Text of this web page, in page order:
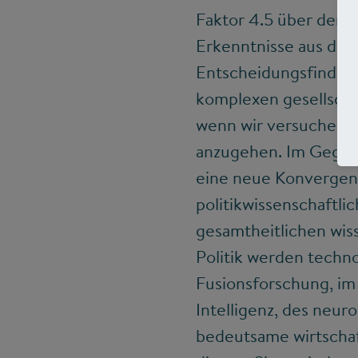
Faktor 4.5 über dem
Erkenntnisse aus
komplexen
wenn wir versuchen,
anzugehen. Im
eine neue
gesamtheitlichen
Politik werden
Fusionsforschung,
Intelligenz, des
bedeutsame